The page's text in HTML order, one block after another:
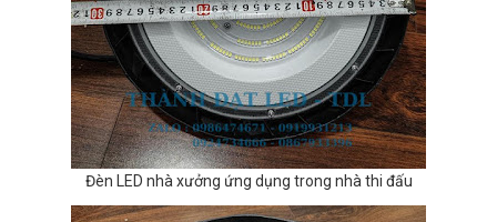
Đèn LED nhà xưởng ứng dụng trong nhà thi đấu